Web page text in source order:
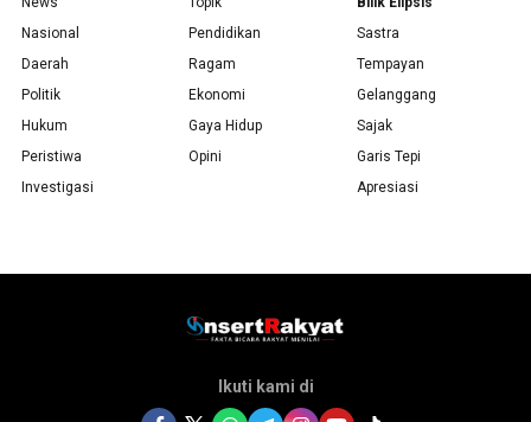
Nasional
Daerah
Politik
Hukum
Peristiwa
Investigasi
Pendidikan
Ragam
Ekonomi
Gaya Hidup
Opini
Sastra
Tempayan
Gelanggang
Sajak
Garis Tepi
Apresiasi
Ikuti kami di